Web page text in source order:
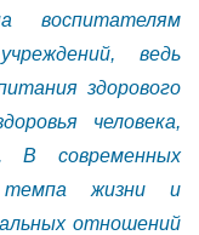
воспитателям
ведь
здорового
человека,
В современных
темпа жизни и
отношений